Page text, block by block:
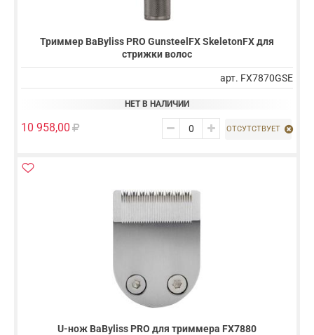
Триммер BaByliss PRO GunsteelFX SkeletonFX для
стрижки волос
арт. FX7870GSE
НЕТ В НАЛИЧИИ
10 958,00 ОТСУТСТВУЕТ
U-нож BaByliss PRO для триммера FX7880